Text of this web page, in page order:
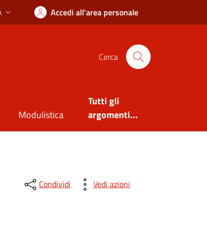
attiva: Accedi all'area personale
Cerca
Modulistica
Tutti gli
argomenti...
Condividi Vedi azioni